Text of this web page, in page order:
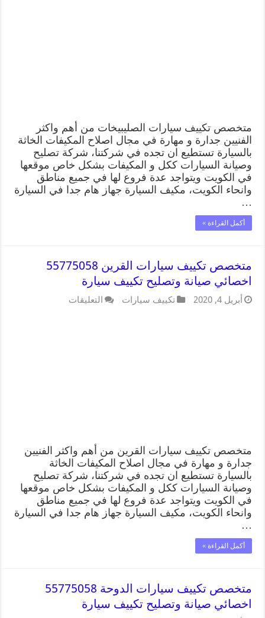
متخصص تكييف سيارات الصليبيخات من أهم واكثر
الفنيين جدارة و مهارة في مجال اصلاح المكيفات الخاثة
بالسيارة تستطيع ان تجده في شركتنا، شركة تصليح
وصيانة السيارات ككل و المكيفات بشكل خاص موقعها
في الكويت ويتواجد عدة فروع لها في جميع مناطق
وانحاء الكويت، مكيف السيارة جهاز هام جدا في السيارة
…
أكمل القراءة »
متخصص تكييف سيارات القرين 55775058
اخصائي صيانة وتصليح تكييف سيارة
أبريل 4, 2020 تكييف سيارات التعليقات
متخصص تكييف سيارات القرين من أهم واكثر الفنيين
جدارة و مهارة في مجال اصلاح المكيفات الخاثة
بالسيارة تستطيع ان تجده في شركتنا، شركة تصليح
وصيانة السيارات ككل و المكيفات بشكل خاص موقعها
في الكويت ويتواجد عدة فروع لها في جميع مناطق
وانحاء الكويت، مكيف السيارة جهاز هام جدا في السيارة
…
أكمل القراءة »
متخصص تكييف سيارات الدوحة 55775058
اخصائي صيانة وتصليح تكييف سيارة